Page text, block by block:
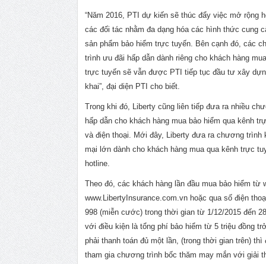
“Năm 2016, PTI dự kiến sẽ thúc đẩy việc mở rộng
các đối tác nhằm đa dạng hóa các hình thức cung
sản phẩm bảo hiểm trực tuyến. Bên cạnh đó, các
trình ưu đãi hấp dẫn dành riêng cho khách hàng
trực tuyến sẽ vẫn được PTI tiếp tục đầu tư xây
khai”, đại diện PTI cho biết.
Trong khi đó, Liberty cũng liên tiếp đưa ra nhiều
hấp dẫn cho khách hàng mua bảo hiểm qua kênh
và điện thoại. Mới đây, Liberty đưa ra chương trình
mại lớn dành cho khách hàng mua qua kênh trực
hotline.
Theo đó, các khách hàng lần đầu mua bảo hiểm từ
www.LibertyInsurance.com.vn hoặc qua số điện
998 (miễn cước) trong thời gian từ 1/12/2015 đến
với điều kiện là tổng phí bảo hiểm từ 5 triệu đồng
phải thanh toán đủ một lần, (trong thời gian trên)
tham gia chương trình bốc thăm may mắn với giải